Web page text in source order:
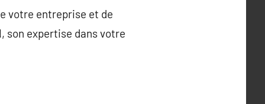
votre entreprise et de
son expertise dans votre